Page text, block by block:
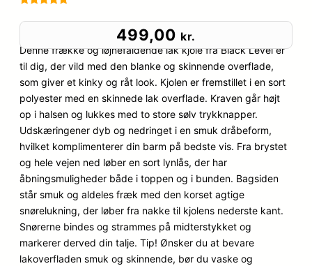
som
baseret på
kundebedø
mmelser
499,00 kr.
Denne frække og iøjnefaldende lak kjole fra Black Level er
til dig, der vild med den blanke og skinnende overflade,
som giver et kinky og råt look. Kjolen er fremstillet i en sort
polyester med en skinnede lak overflade. Kraven går højt
op i halsen og lukkes med to store sølv trykknapper.
Udskæringener dyb og nedringet i en smuk dråbeform,
hvilket komplimenterer din barm på bedste vis. Fra brystet
og hele vejen ned løber en sort lynlås, der har
åbningsmuligheder både i toppen og i bunden. Bagsiden
står smuk og aldeles fræk med den korset agtige
snørelukning, der løber fra nakke til kjolens nederste kant.
Snørerne bindes og strammes på midterstykket og
markerer derved din talje. Tip! Ønsker du at bevare
lakoverfladen smuk og skinnende, bør du vaske og